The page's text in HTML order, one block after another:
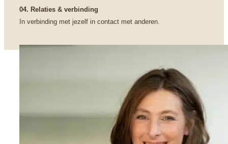
04. Relaties & verbinding
In verbinding met jezelf in contact met anderen.